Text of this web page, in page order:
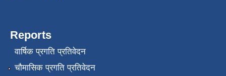
Reports
वार्षिक प्रगति प्रतिवेदन
चौमासिक प्रगति प्रतिवेदन